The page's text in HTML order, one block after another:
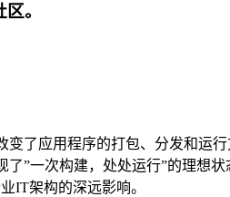
。
了应用程序的打包、分发和运
”一次构建，处处运行”的理想
IT架构的深远影响。